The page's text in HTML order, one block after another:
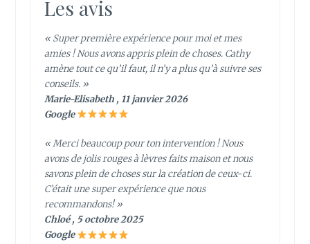
Les avis
« Super première expérience pour moi et mes
amies ! Nous avons appris plein de choses. Cathy
amène tout ce qu’il faut, il n’y a plus qu’à suivre ses
conseils. »
Marie-Elisabeth , 11 janvier 2026
Google
« Merci beaucoup pour ton intervention ! Nous
avons de jolis rouges à lèvres faits maison et nous
savons plein de choses sur la création de ceux-ci.
C’était une super expérience que nous
recommandons! »
Chloé , 5 octobre 2025
Google